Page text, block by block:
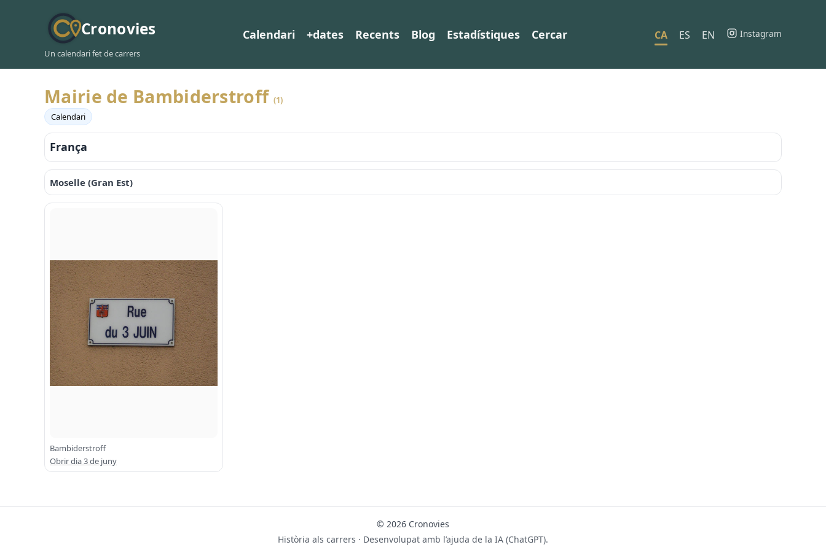
Cronovies
Un calendari fet de carrers
Calendari +dates Recents Blog Estadístiques Cercar CA ES EN Instagram
Mairie de Bambiderstroff (1)
Calendari
França
Moselle (Gran Est)
Bambiderstroff
Obrir dia 3 de juny
© 2026 Cronovies
Història als carrers · Desenvolupat amb l’ajuda de la IA (ChatGPT).